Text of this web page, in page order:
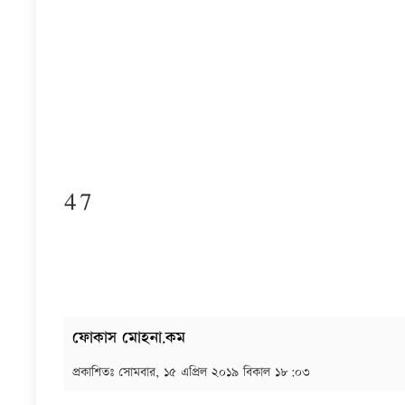
47
ফোকাস মোহনা.কম
প্রকাশিতঃ সোমবার, ১৫ এপ্রিল ২০১৯ বিকাল ১৮:০৩